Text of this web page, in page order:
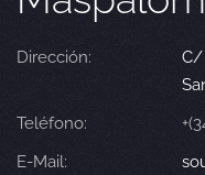
Dirección:
C/
Teléfono:
E-Mail: